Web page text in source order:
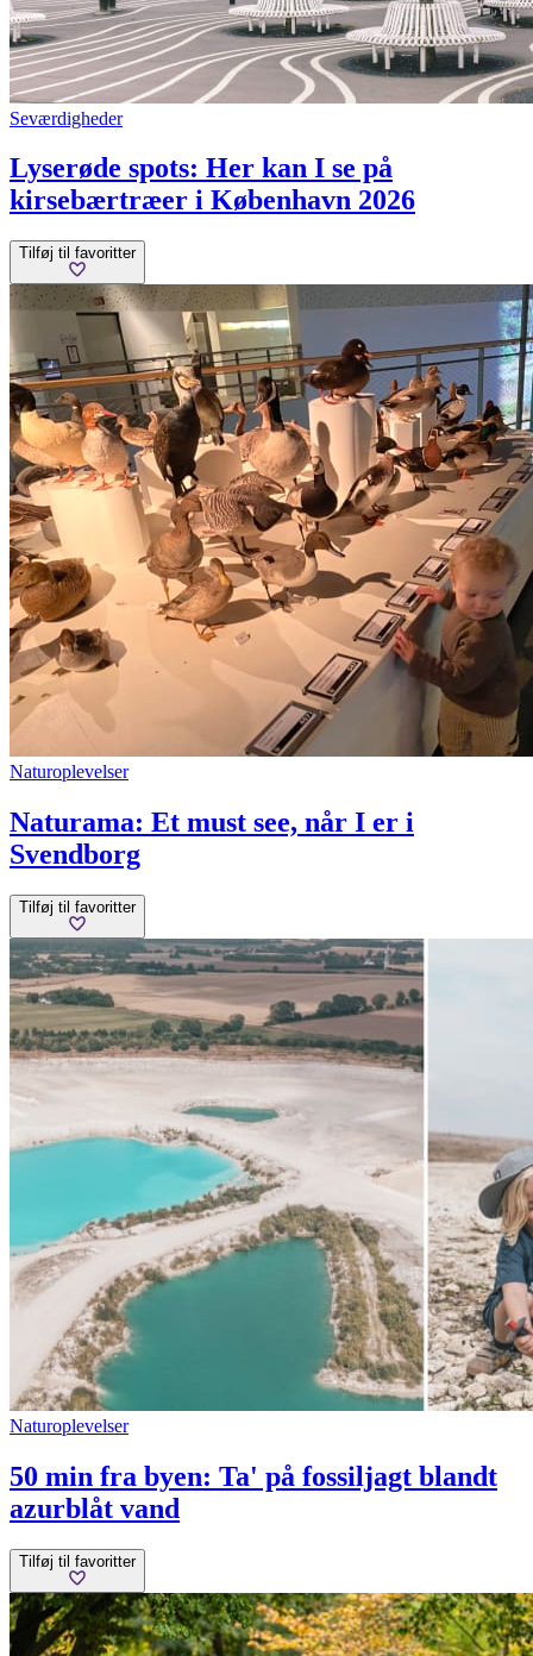
Seværdigheder
Lyserøde spots: Her kan I se på
kirsebærtræer i København 2026
Tilføj til favoritter
Naturoplevelser
Naturama: Et must see, når I er i
Svendborg
Tilføj til favoritter
Naturoplevelser
50 min fra byen: Ta' på fossiljagt blandt
azurblåt vand
Tilføj til favoritter